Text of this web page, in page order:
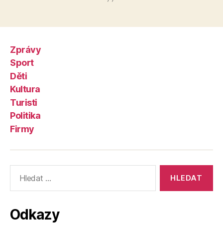
Zprávy
Sport
Děti
Kultura
Turisti
Politika
Firmy
vyhledávání:
Odkazy